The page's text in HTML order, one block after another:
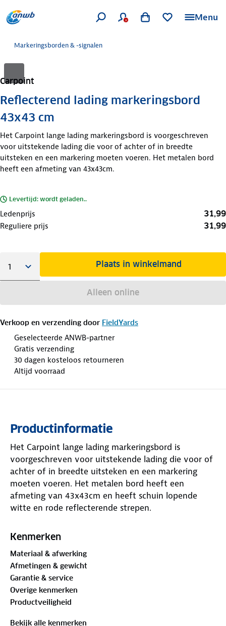
Menu
Markeringsborden & -signalen
Carpoint
Reflecterend lading markeringsbord
43x43 cm
Het Carpoint lange lading markeringsbord is voorgeschreven
voor uitstekende lading die voor of achter of in breedte
uitsteken en een markering moeten voeren. Het metalen bord
heeft een afmeting van 43x43cm.
Levertijd: wordt geladen..
Ledenprijs 31,99
Reguliere prijs 31,99
Plaats in winkelmand
Alleen online
Verkoop en verzending door FieldYards
Geselecteerde ANWB-partner
Gratis verzending
30 dagen kosteloos retourneren
Altijd voorraad
Productinformatie
Het Carpoint lange lading markeringsbord is
voorgeschreven voor uitstekende lading die voor of
achter of in breedte uitsteken en een markering
moeten voeren. Het metalen bord heeft een
afmeting van 43x43cm en heeft schuin lopende
witte en rode reflecterende strepen.
Kenmerken
Materiaal & afwerking
Afmetingen & gewicht
Garantie & service
Overige kenmerken
Productveiligheid
Bekijk alle kenmerken